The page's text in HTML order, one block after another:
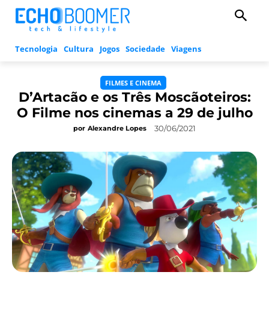
Tecnologia Cultura Jogos Sociedade Viagens
FILMES E CINEMA
D’Artacão e os Três Moscãoteiros:
O Filme nos cinemas a 29 de julho
por Alexandre Lopes 30/06/2021